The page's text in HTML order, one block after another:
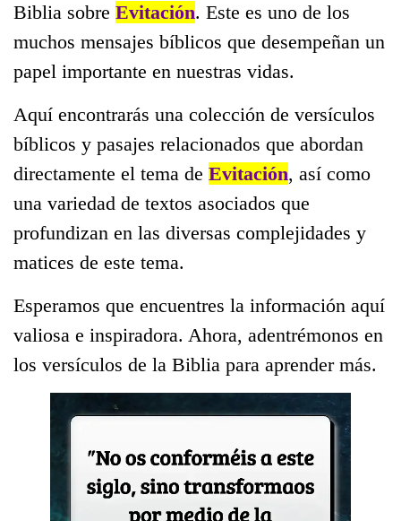
Biblia sobre Evitación. Este es uno de los
muchos mensajes bíblicos que desempeñan un
papel importante en nuestras vidas.
Aquí encontrarás una colección de versículos
bíblicos y pasajes relacionados que abordan
directamente el tema de Evitación, así como
una variedad de textos asociados que
profundizan en las diversas complejidades y
matices de este tema.
Esperamos que encuentres la información aquí
valiosa e inspiradora. Ahora, adentrémonos en
los versículos de la Biblia para aprender más.